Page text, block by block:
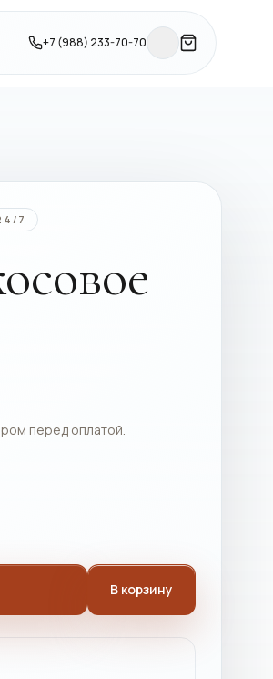
+7 (988) 233-70-70
7
перед оплатой.
В корзину